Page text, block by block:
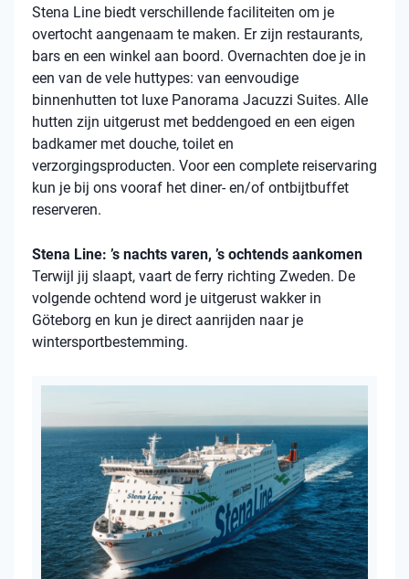
Stena Line biedt verschillende faciliteiten om je
overtocht aangenaam te maken. Er zijn restaurants,
bars en een winkel aan boord. Overnachten doe je in
een van de vele huttypes: van eenvoudige
binnenhutten tot luxe Panorama Jacuzzi Suites. Alle
hutten zijn uitgerust met beddengoed en een eigen
badkamer met douche, toilet en
verzorgingsproducten. Voor een complete reiservaring
kun je bij ons vooraf het diner- en/of ontbijtbuffet
reserveren.
Stena Line: ’s nachts varen, ’s ochtends aankomen
Terwijl jij slaapt, vaart de ferry richting Zweden. De
volgende ochtend word je uitgerust wakker in
Göteborg en kun je direct aanrijden naar je
wintersportbestemming.